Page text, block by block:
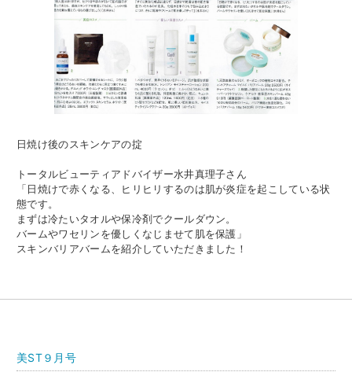
日焼け後のスキンケアの掟
トータルビューティアドバイザー水井真理子さん
「日焼けで赤くなる、ヒリヒリするのは肌が炎症を起こしている状
態です。
まずは冷たいタオルや保冷剤でクールダウン。
バームやワセリンを優しくなじませて肌を保護」
スキンバリアバームを紹介していただきました！
美ST９月号